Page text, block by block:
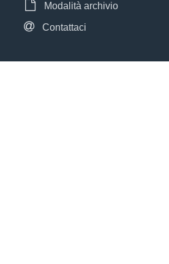
Modalità archivio
Contattaci